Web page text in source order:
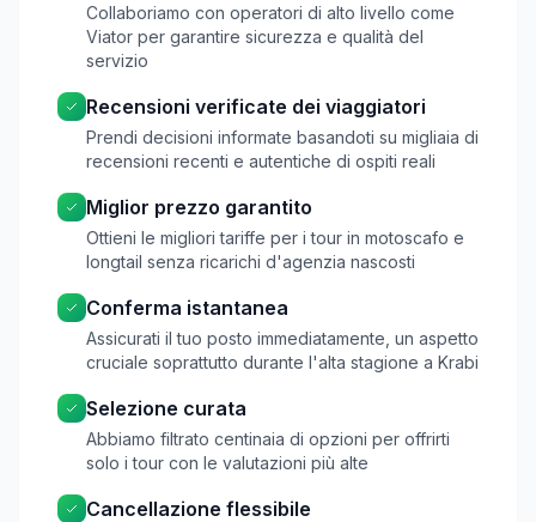
Collaboriamo con operatori di alto livello come
Viator per garantire sicurezza e qualità del
servizio
Recensioni verificate dei viaggiatori
Prendi decisioni informate basandoti su migliaia di
recensioni recenti e autentiche di ospiti reali
Miglior prezzo garantito
Ottieni le migliori tariffe per i tour in motoscafo e
longtail senza ricarichi d'agenzia nascosti
Conferma istantanea
Assicurati il tuo posto immediatamente, un aspetto
cruciale soprattutto durante l'alta stagione a Krabi
Selezione curata
Abbiamo filtrato centinaia di opzioni per offrirti
solo i tour con le valutazioni più alte
Cancellazione flessibile